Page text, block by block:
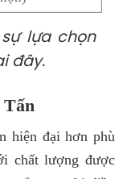
lựa chọn
đây.
Tấn
hiện đại hơn phù
chất lượng được